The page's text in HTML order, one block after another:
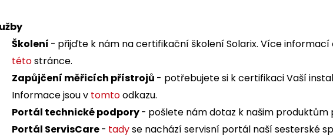
Školení - přijďte k nám na certifikační školení Solarix. Více
tétostránce.
Zapůjčení měřicích přístrojů - potřebujete si k certifikaci Vaší
Informace jsou v tomtoodkazu.
Portál technické podpory- pošlete nám dotaz k našim produktům
Portál ServisCare- tadyse nachází servisní portál naší sesterské